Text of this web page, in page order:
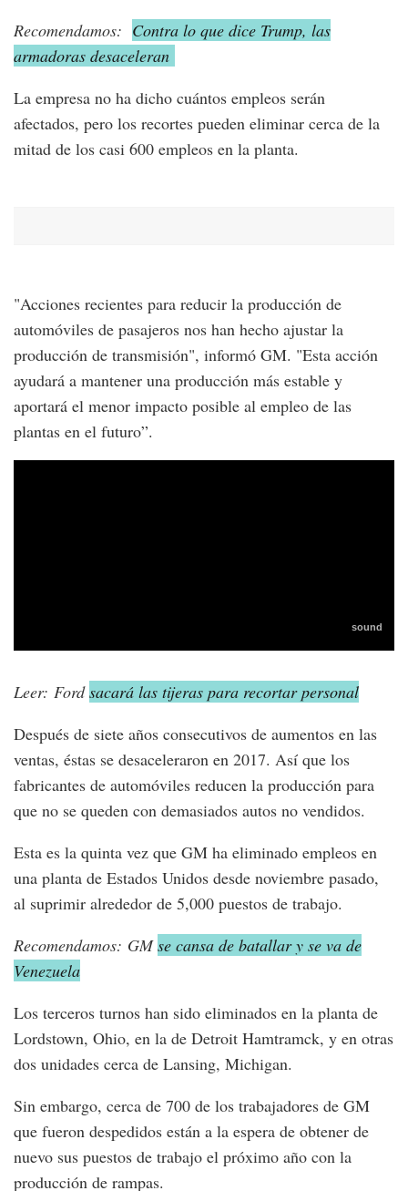
Recomendamos: Contra lo que dice Trump, las
armadoras desaceleran
La empresa no ha dicho cuántos empleos serán
afectados, pero los recortes pueden eliminar cerca de la
mitad de los casi 600 empleos en la planta.
"Acciones recientes para reducir la producción de
automóviles de pasajeros nos han hecho ajustar la
producción de transmisión", informó GM. "Esta acción
ayudará a mantener una producción más estable y
aportará el menor impacto posible al empleo de las
plantas en el futuro”.
Leer: Fordsacará las tijeras para recortar personal
Después de siete años consecutivos de aumentos en las
ventas, éstas se desaceleraron en 2017. Así que los
fabricantes de automóviles reducen la producción para
que no se queden con demasiados autos no vendidos.
Esta es la quinta vez que GM ha eliminado empleos en
una planta de Estados Unidos desde noviembre pasado,
al suprimir alrededor de 5,000 puestos de trabajo.
Recomendamos: GMse cansa de batallar y se va de
Venezuela
Los terceros turnos han sido eliminados en la planta de
Lordstown, Ohio, en la de Detroit Hamtramck, y en otras
dos unidades cerca de Lansing, Michigan.
Sin embargo, cerca de 700 de los trabajadores de GM
que fueron despedidos están a la espera de obtener de
nuevo sus puestos de trabajo el próximo año con la
producción de rampas.